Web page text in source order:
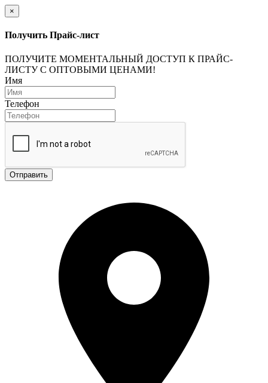
×
Получить Прайс-лист
ПОЛУЧИТЕ МОМЕНТАЛЬНЫЙ ДОСТУП К ПРАЙС-
ЛИСТУ С ОПТОВЫМИ ЦЕНАМИ!
Имя
Телефон
Отправить